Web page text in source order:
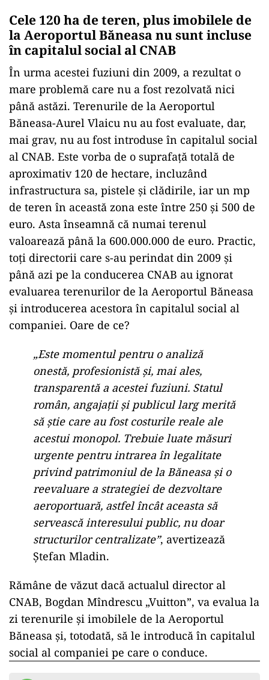
Cele 120 ha de teren, plus imobilele de
la Aeroportul Băneasa nu sunt incluse
în capitalul social al CNAB
În urma acestei fuziuni din 2009, a rezultat o
mare problemă care nu a fost rezolvată nici
până astăzi. Terenurile de la Aeroportul
Băneasa-Aurel Vlaicu nu au fost evaluate, dar,
mai grav, nu au fost introduse în capitalul social
al CNAB. Este vorba de o suprafață totală de
aproximativ 120 de hectare, incluzând
infrastructura sa, pistele și clădirile, iar un mp
de teren în această zona este între 250 și 500 de
euro. Asta înseamnă că numai terenul
valoarează până la 600.000.000 de euro. Practic,
toți directorii care s-au perindat din 2009 și
până azi pe la conducerea CNAB au ignorat
evaluarea terenurilor de la Aeroportul Băneasa
și introducerea acestora în capitalul social al
companiei. Oare de ce?
„Este momentul pentru o analiză
onestă, profesionistă și, mai ales,
transparentă a acestei fuziuni. Statul
român, angajații și publicul larg merită
să știe care au fost costurile reale ale
acestui monopol. Trebuie luate măsuri
urgente pentru intrarea în legalitate
privind patrimoniul de la Băneasa și o
reevaluare a strategiei de dezvoltare
aeroportuară, astfel încât aceasta să
servească interesului public, nu doar
structurilor centralizate”, avertizează
Ștefan Mladin.
Rămâne de văzut dacă actualul director al
CNAB, Bogdan Mîndrescu „Vuitton”, va evalua la
zi terenurile și imobilele de la Aeroportul
Băneasa și, totodată, să le introducă în capitalul
social al companiei pe care o conduce.